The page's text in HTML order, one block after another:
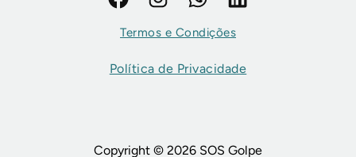
Termos e Condições
Política de Privacidade
Copyright © 2026 SOS Golpe